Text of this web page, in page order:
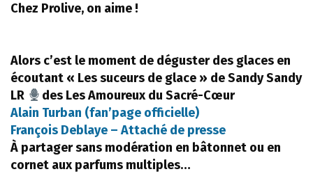
Chez Prolive, on aime !
Alors c’est le moment de déguster des glaces en
écoutant « Les suceurs de glace » de Sandy Sandy
LR
des Les Amoureux du Sacré-Cœur
Alain Turban (fan’page officielle)
François Deblaye – Attaché de presse
À partager sans modération en bâtonnet ou en
cornet aux parfums multiples…